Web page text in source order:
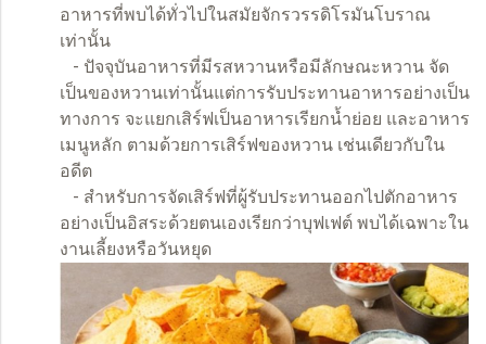
อาหารที่พบได้ทั่วไปในสมัยจักรวรรดิโรมันโบราณ
เท่านั้น
- ปัจจุบันอาหารที่มีรสหวานหรือมีลักษณะหวาน จัด
เป็นของหวานเท่านั้นแต่การรับประทานอาหารอย่างเป็น
ทางการ จะแยกเสิร์ฟเป็นอาหารเรียกน้ำย่อย และอาหาร
เมนูหลัก ตามด้วยการเสิร์ฟของหวาน เช่นเดียวกับใน
อดีต
- สำหรับการจัดเสิร์ฟที่ผู้รับประทานออกไปตักอาหาร
อย่างเป็นอิสระด้วยตนเองเรียกว่าบุฟเฟต์ พบได้เฉพาะใน
งานเลี้ยงหรือวันหยุด